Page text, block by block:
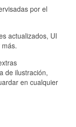
por el
actualizados, UI
de ilustración,
en cualquier